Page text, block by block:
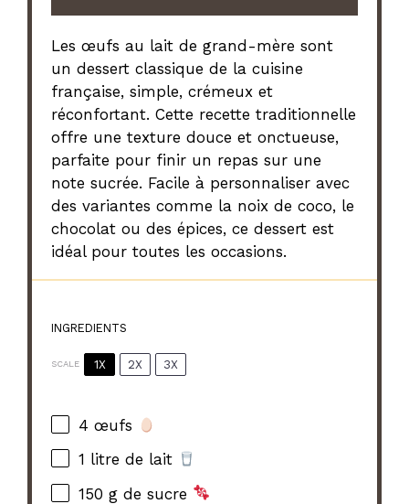
Les œufs au lait de grand-mère sont
un dessert classique de la cuisine
française, simple, crémeux et
réconfortant. Cette recette traditionnelle
offre une texture douce et onctueuse,
parfaite pour finir un repas sur une
note sucrée. Facile à personnaliser avec
des variantes comme la noix de coco, le
chocolat ou des épices, ce dessert est
idéal pour toutes les occasions.
INGREDIENTS
SCALE 1X 2X 3X
4 œufs
1 litre de lait
150 g de sucre